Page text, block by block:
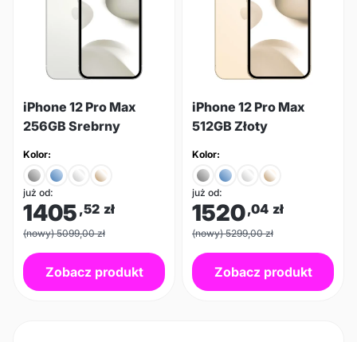
iPhone 12 Pro Max
256GB Srebrny
Kolor:
już od:
1405 ,52 zł
(nowy) 5099,00 zł
Zobacz produkt
iPhone 12 Pro Max
512GB Złoty
Kolor:
już od:
1520,04 zł
(nowy) 5299,00 zł
Zobacz produkt